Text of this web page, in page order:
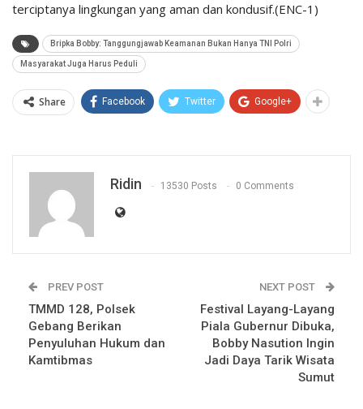
terciptanya lingkungan yang aman dan kondusif.(ENC-1)
Bripka Bobby: Tanggungjawab Keamanan Bukan Hanya TNI Polri
Masyarakat Juga Harus Peduli
Share Facebook Twitter Google+
Ridin 13530 Posts 0 Comments
PREV POST
TMMD 128, Polsek
Gebang Berikan
Penyuluhan Hukum dan
Kamtibmas
NEXT POST
Festival Layang-Layang
Piala Gubernur Dibuka,
Bobby Nasution Ingin
Jadi Daya Tarik Wisata
Sumut